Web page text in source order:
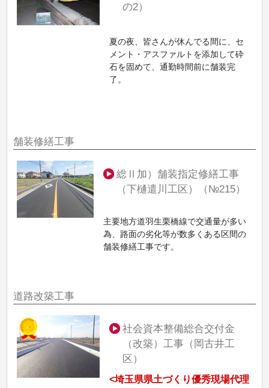
の2）
夏の夜、皆さんが休んでる間に、セ
メント・アスファルトを添加して砕
石を固めて、通勤時間前に舗装完
了。
舗装修繕工事
総Ⅱ加）舗装指定修繕工事
（下樋遣川工区）（№215）
主要地方道羽生栗橋線で交通量が多い
為、路面の劣化等が数多くある区間の
舗装修繕工事です。
道路改築工事
社会資本整備総合交付金
（改築）工事（岡古井工
区）
<埼玉県県土づくり優秀現場代理